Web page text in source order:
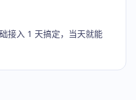
接入 1 天搞定，当天就能